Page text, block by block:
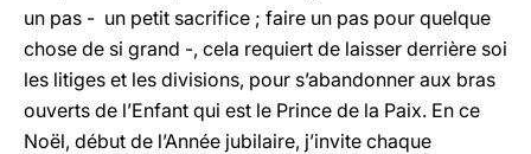
un pas - un petit sacrifice ; faire un pas pour quelque
chose de si grand -, cela requiert de laisser derrière soi
les litiges et les divisions, pour s’abandonner aux bras
ouverts de l’Enfant qui est le Prince de la Paix. En ce
Noël, début de l’Année jubilaire, j’invite chaque